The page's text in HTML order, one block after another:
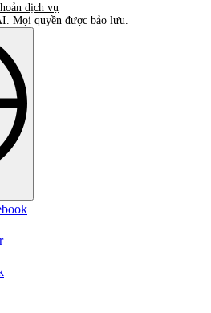
dịch vụ
Mọi quyền được bảo lưu.